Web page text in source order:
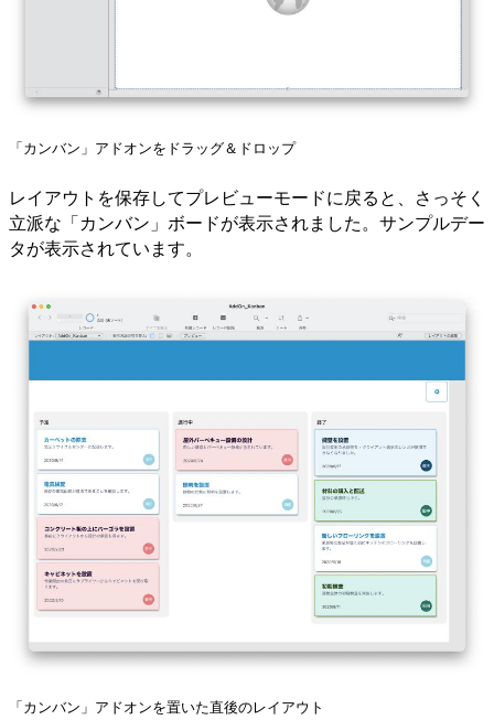
「カンバン」アドオンをドラッグ＆ドロップ
レイアウトを保存してプレビューモードに戻ると、さっそく
立派な「カンバン」ボードが表示されました。サンプルデー
タが表示されています。
「カンバン」アドオンを置いた直後のレイアウト